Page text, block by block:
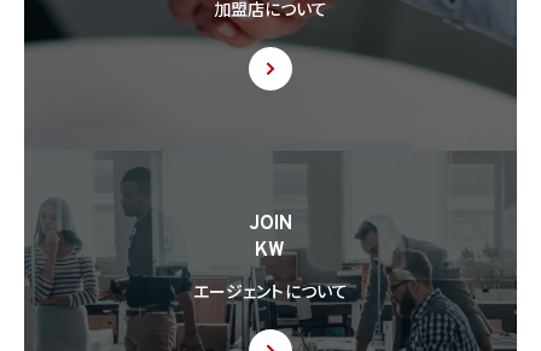
(3) 当該第三者が講じる個人情報の保護のための措置に関する情報（当該情報を提供
できない場合は、その旨及びその理由）
8.4 当社は、個人情報を第三者に提供したときは、個人情報保護法第29条に従い、記録
に従い、必要な確認を行い、当該確認にかかる記録の作成及び保存を行うものとします。
供された個人情報の利用方法について本人の同意を取得したことを証する記録を提出
するように求められた場合、当該第三者に対し当該記録を提出することがあります。
9. 共同利用
9.1 当社が運営するウェブサイトの問合せフォームから当社に連絡を行ったお客様から取
得した情報に関して、当社は、KW加盟店との間で、下記の通り、個人情報を共同利用しま
加盟店について
JOIN
KW
エージェントについて